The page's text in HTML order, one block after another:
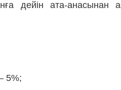
дейін ата-анасынан
5%;